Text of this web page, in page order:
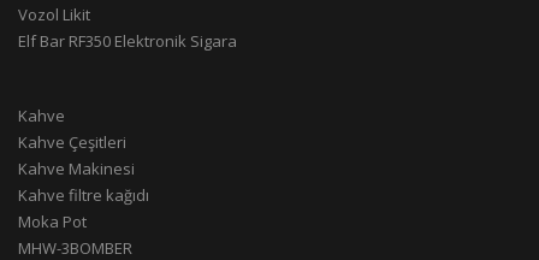
Vozol Likit
Elf Bar RF350 Elektronik Sigara
Kahve
Kahve Çeşitleri
Kahve Makinesi
Kahve filtre kağıdı
Moka Pot
MHW-3BOMBER